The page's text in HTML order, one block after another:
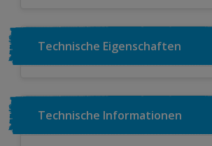
Technische Eigenschaften
Technische Informationen